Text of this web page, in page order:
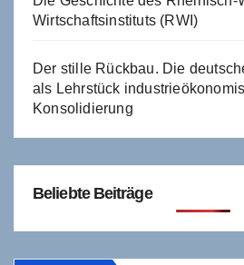
Wirtschaftsinstituts (RWI)
Der stille Rückbau. Die
als Lehrstück
Konsolidierung
Beliebte Beiträge